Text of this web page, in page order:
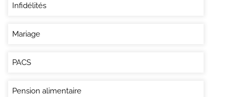
Infidélités
Mariage
PACS
Pension alimentaire